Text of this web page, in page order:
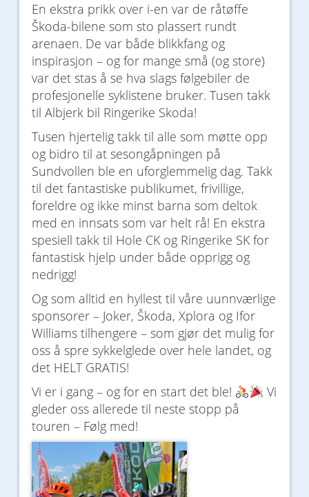
En ekstra prikk over i-en var de råtøffe
Škoda-bilene som sto plassert rundt
arenaen. De var både blikkfang og
inspirasjon – og for mange små (og store)
var det stas å se hva slags følgebiler de
profesjonelle syklistene bruker. Tusen takk
til Albjerk bil Ringerike Skoda!
Tusen hjertelig takk til alle som møtte opp
og bidro til at sesongåpningen på
Sundvollen ble en uforglemmelig dag. Takk
til det fantastiske publikumet, frivillige,
foreldre og ikke minst barna som deltok
med en innsats som var helt rå! En ekstra
spesiell takk til Hole CK og Ringerike SK for
fantastisk hjelp under både opprigg og
nedrigg!
Og som alltid en hyllest til våre uunnværlige
sponsorer – Joker, Škoda, Xplora og Ifor
Williams tilhengere – som gjør det mulig for
oss å spre sykkelglede over hele landet, og
det HELT GRATIS!
Vi er i gang – og for en start det ble!
Vi
gleder oss allerede til neste stopp på
touren – Følg med!